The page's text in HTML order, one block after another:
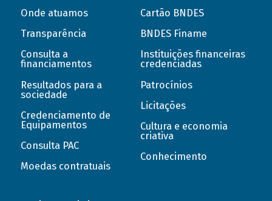
Onde atuamos
Transparência
Consulta a
financiamentos
Resultados para a
sociedade
Credenciamento de
Equipamentos
Consulta PAC
Moedas contratuais
Cartão BNDES
BNDES Finame
Instituições financeiras
credenciadas
Patrocínios
Licitações
Cultura e economia
criativa
Conhecimento